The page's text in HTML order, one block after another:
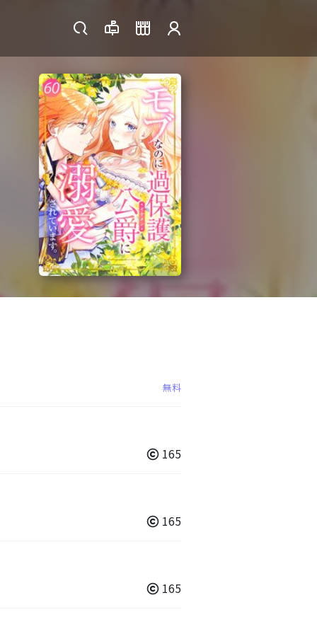
無料
165
165
165